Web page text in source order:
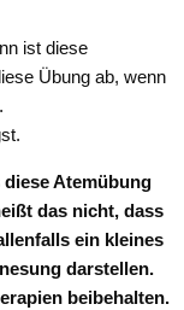
ist diese
Übung ab, wenn
Atemübung
das nicht, dass
ein kleines
darstellen.
beibehalten.